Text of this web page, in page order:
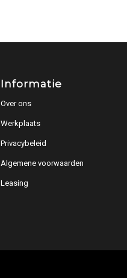
Informatie
Over ons
Werkplaats
Privacybeleid
Algemene voorwaarden
Leasing